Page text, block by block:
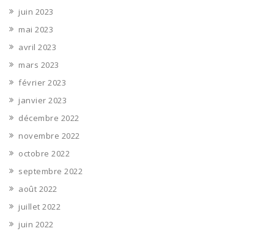
juin 2023
mai 2023
avril 2023
mars 2023
février 2023
janvier 2023
décembre 2022
novembre 2022
octobre 2022
septembre 2022
août 2022
juillet 2022
juin 2022